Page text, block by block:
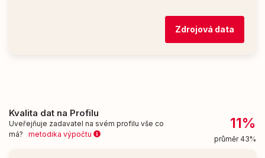
Zdrojová data
Kvalita dat na Profilu
Uveřejňuje zadavatel na svém profilu vše co
má? metodika výpočtu
11%
průměr 43%